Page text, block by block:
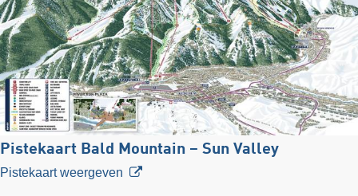
Pistekaart Bald Mountain – Sun Valley
Pistekaart weergeven